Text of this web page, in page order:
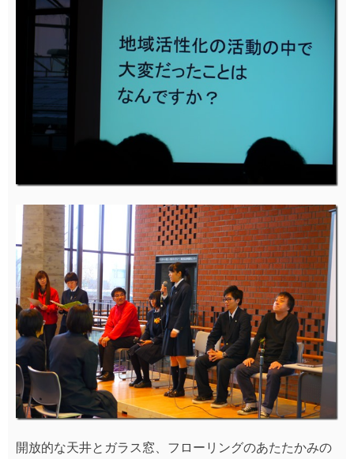
開放的な天井とガラス窓、フローリングのあたたかみの